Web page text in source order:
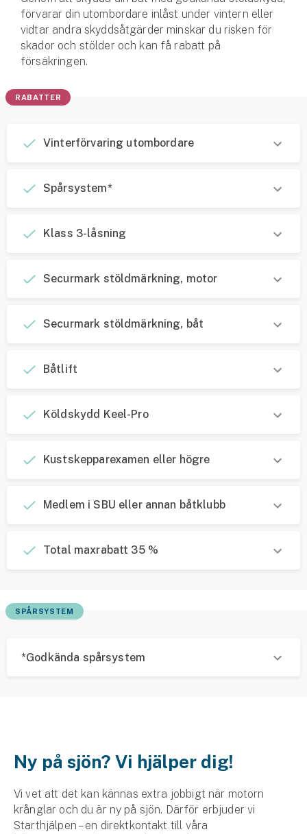
förvarar din utombordare inlåst under vintern eller
vidtar andra skyddsåtgärder minskar du risken för
skador och stölder och kan få rabatt på
försäkringen.
RABATTER
Vinterförvaring utombordare
Spårsystem*
Klass 3-låsning
Securmark stöldmärkning, motor
Securmark stöldmärkning, båt
Båtlift
Köldskydd Keel-Pro
Kustskepparexamen eller högre
Medlem i SBU eller annan båtklubb
Total maxrabatt 35 %
SPÅRSYSTEM
*Godkända spårsystem
Ny på sjön? Vi hjälper dig!
Vi vet att det kan kännas extra jobbigt när motorn
krånglar och du är ny på sjön. Därför erbjuder vi
Starthjälpen – en direktkontakt till våra